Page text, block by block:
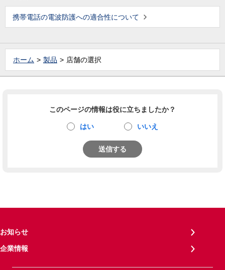
携帯電話の電波防護への適合性について
ホーム 製品 店舗の選択
このページの情報は役に立ちましたか？
はい いいえ
送信する
お知らせ
企業情報